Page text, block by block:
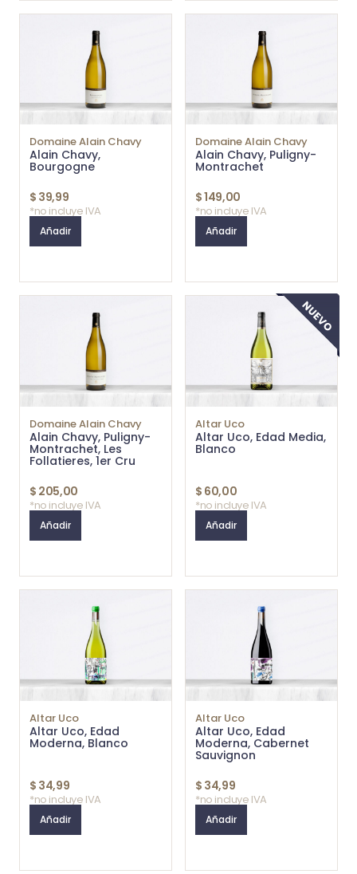
Domaine Alain Chavy
Alain Chavy,
Bourgogne
$ 39,99
*no incluye IVA
Añadir
Domaine Alain Chavy
Alain Chavy, Puligny-
Montrachet
$149,00
*no incluye IVA
Añadir
Domaine Alain Chavy
Alain Chavy, Puligny-
Montrachet, Les
Follatieres, 1er Cru
$ 205,00
*no incluye IVA
Añadir
Altar Uco
Altar Uco, Edad Media,
Blanco
$ 60,00
*no incluye IVA
Añadir
Altar Uco
Altar Uco, Edad
Moderna, Blanco
$ 34,99
*no incluye IVA
Añadir
Altar Uco
Altar Uco, Edad
Moderna, Cabernet
Sauvignon
$ 34,99
*no incluye IVA
Añadir